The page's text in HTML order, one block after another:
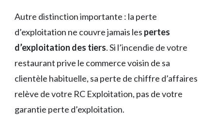
Autre distinction importante : la perte
d’exploitation ne couvre jamais les pertes
d’exploitation des tiers. Si l’incendie de votre
restaurant prive le commerce voisin de sa
clientèle habituelle, sa perte de chiffre d’affaires
relève de votre RC Exploitation, pas de votre
garantie perte d’exploitation.